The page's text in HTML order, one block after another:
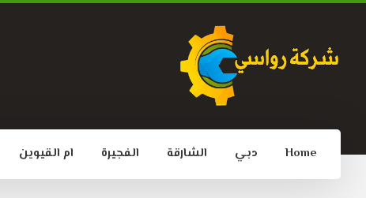
Home دبي الشارقة الفجيرة ام القيوين